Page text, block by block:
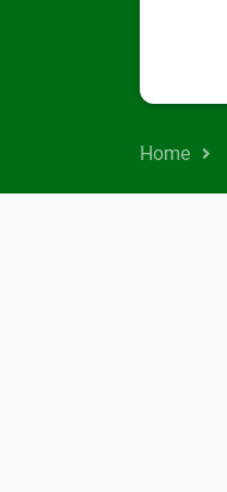
Home